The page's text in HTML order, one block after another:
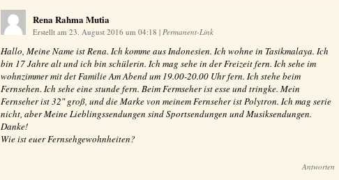
Rena Rahma Mutia
Erstellt am 23. August 2016 um 04:18 | Permanent-Link
Hallo, Meine Name ist Rena. Ich komme aus Indonesien. Ich wohne in Tasikmalaya. Ich
bin 17 Jahre alt und ich bin schülerin. Ich mag sehe in der Freizeit fern. Ich sehe im
wohnzimmer mit det Familie Am Abend um 19.00-20.00 Uhr fern. Ich stehe beim
Fernsehen. Ich sehe eine stunde fern. Beim Fermseher ist esse und tringke. Mein
Fernseher ist 32″ groß, und die Marke von meinem Fernseher ist Polytron. Ich mag serie
nicht, aber Meine Lieblingssendungen sind Sportsendungen und Musiksendungen.
Danke!
Wie ist euer Fernsehgewohnheiten?
Antworten